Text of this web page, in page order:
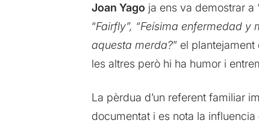
Joan Yago ja ens va demostrar a
“Fairfly”, “Feísima enfermedad y
aquesta merda?” el
les altres però hi ha humor i
La pèrdua d’un referent familiar
documentat i es nota la